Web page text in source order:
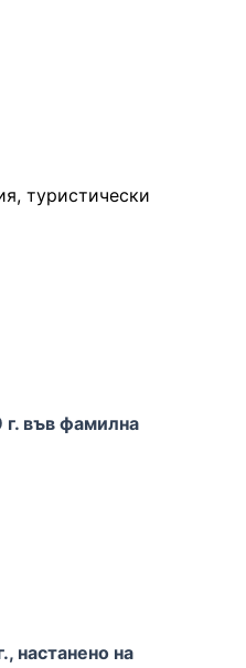
туристически
г. във фамилна
настанено на